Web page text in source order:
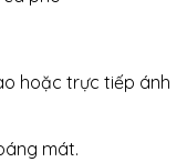
hoặc trực tiếp ánh
mát.